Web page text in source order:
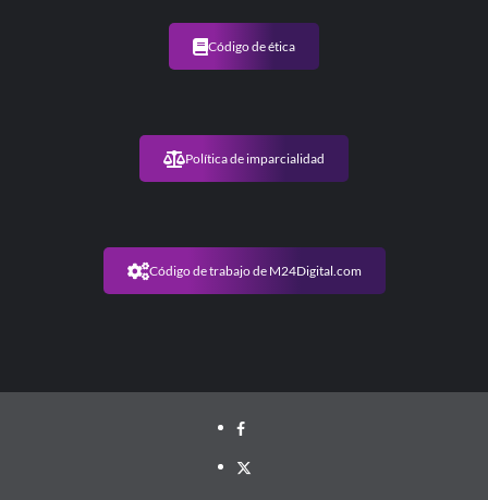
Código de ética
Política de imparcialidad
Código de trabajo de M24Digital.com